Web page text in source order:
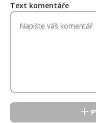
Text komentáře